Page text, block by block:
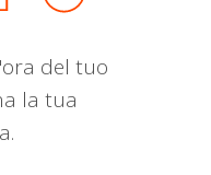
del tuo
la tua